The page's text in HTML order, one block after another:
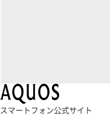
スマートフォン公式サイト